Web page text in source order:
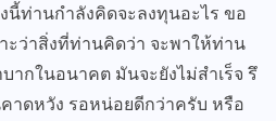
นี้ท่านกำลังคิดจะลงทุนอะไร ขอ
ะว่าสิ่งที่ท่านคิดว่า จะพาให้ท่าน
ากในอนาคต มันจะยังไม่สำเร็จ รึ
าดหวัง รอหน่อยดีกว่าครับ หรือ